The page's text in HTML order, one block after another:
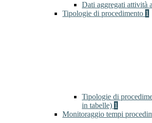
Dati aggregati attività
Tipologie di procedimento 1
Tipologie di
in tabelle) 1
Monitoraggio tempi